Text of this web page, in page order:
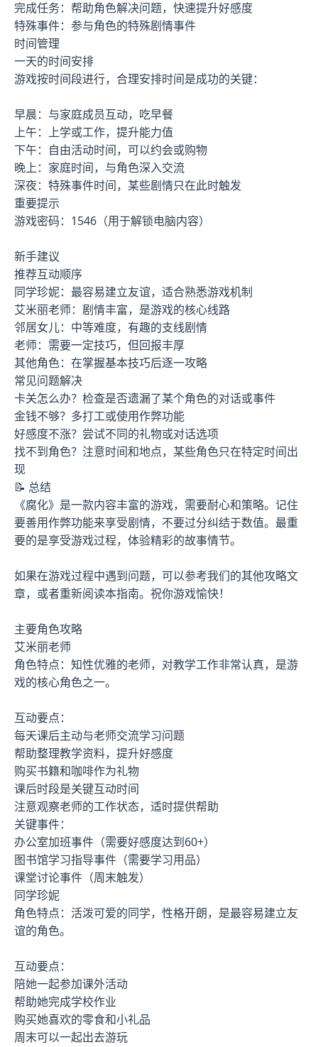
完成任务：帮助角色解决问题，快速提升好感度
特殊事件：参与角色的特殊剧情事件
时间管理
一天的时间安排
游戏按时间段进行，合理安排时间是成功的关键：
早晨：与家庭成员互动，吃早餐
上午：上学或工作，提升能力值
下午：自由活动时间，可以约会或购物
晚上：家庭时间，与角色深入交流
深夜：特殊事件时间，某些剧情只在此时触发
重要提示
游戏密码：1546（用于解锁电脑内容）
新手建议
推荐互动顺序
同学珍妮：最容易建立友谊，适合熟悉游戏机制
艾米丽老师：剧情丰富，是游戏的核心线路
邻居女儿：中等难度，有趣的支线剧情
老师：需要一定技巧，但回报丰厚
其他角色：在掌握基本技巧后逐一攻略
常见问题解决
卡关怎么办？检查是否遗漏了某个角色的对话或事件
金钱不够？多打工或使用作弊功能
好感度不涨？尝试不同的礼物或对话选项
找不到角色？注意时间和地点，某些角色只在特定时间出
现
📝 总结
《腐化》是一款内容丰富的游戏，需要耐心和策略。记住
要善用作弊功能来享受剧情，不要过分纠结于数值。最重
要的是享受游戏过程，体验精彩的故事情节。
如果在游戏过程中遇到问题，可以参考我们的其他攻略文
章，或者重新阅读本指南。祝你游戏愉快！
主要角色攻略
艾米丽老师
角色特点：知性优雅的老师，对教学工作非常认真，是游
戏的核心角色之一。
互动要点：
每天课后主动与老师交流学习问题
帮助整理教学资料，提升好感度
购买书籍和咖啡作为礼物
课后时段是关键互动时间
注意观察老师的工作状态，适时提供帮助
关键事件：
办公室加班事件（需要好感度达到60+）
图书馆学习指导事件（需要学习用品）
课堂讨论事件（周末触发）
同学珍妮
角色特点：活泼可爱的同学，性格开朗，是最容易建立友
谊的角色。
互动要点：
陪她一起参加课外活动
帮助她完成学校作业
购买她喜欢的零食和小礼品
周末可以一起出去游玩